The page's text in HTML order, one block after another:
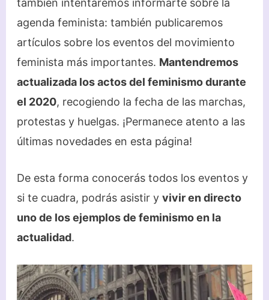
agenda feminista: también publicaremos
artículos sobre los eventos del movimiento
feminista más importantes. Mantendremos
actualizada los actos del feminismo durante
el 2020, recogiendo la fecha de las marchas,
protestas y huelgas. ¡Permanece atento a las
últimas novedades en esta página!
De esta forma conocerás todos los eventos y
si te cuadra, podrás asistir y vivir en directo
uno de los ejemplos de feminismo en la
actualidad.